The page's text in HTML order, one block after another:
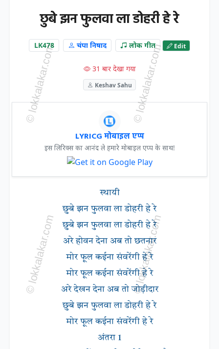
छुबे झन फुलवा ला डोहरी हे रे
LK478 चंपा निषाद लोक गीत Edit
31 बार देखा गया
Keshav Sahu
LYRICG मोबाइल एप्प
इस लिरिक्स का आनंद ले हमारे मोबाइल एप्प के साथ!
स्थायी
छुबे झन फुलवा ला डोहरी हे रे
छुबे झन फुलवा ला डोहरी हे रे
अरे होवन देना अब तो छतनार
मोर फूल कईना संवरेंगी हे रे
मोर फूल कईना संवरेंगी हे रे
अरे देखन देना अब तो जोड़ीदार
छुबे झन फुलवा ला डोहरी हे रे
मोर फूल कईना संवरेंगी हे रे
अंतरा 1